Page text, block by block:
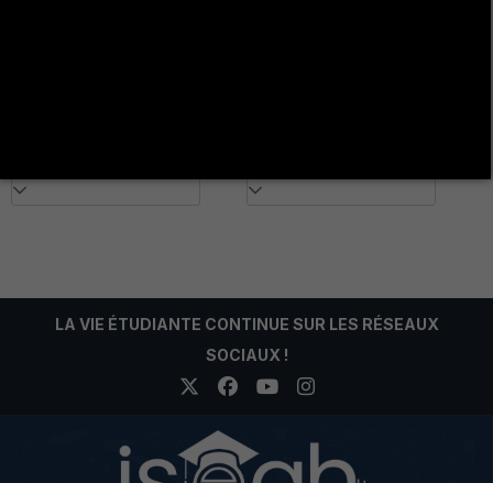
LA VIE ÉTUDIANTE CONTINUE SUR LES RÉSEAUX
SOCIAUX !